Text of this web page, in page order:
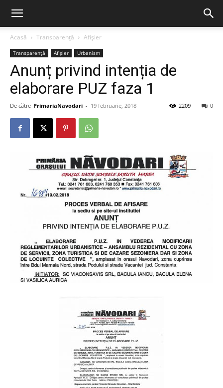
Acasă Transparență Afișier
Transparență Afișier Urbanism
Anunț privind intenția de
elaborare PUZ faza 1
De către PrimariaNavodari - 19 februarie, 2018 0
2209